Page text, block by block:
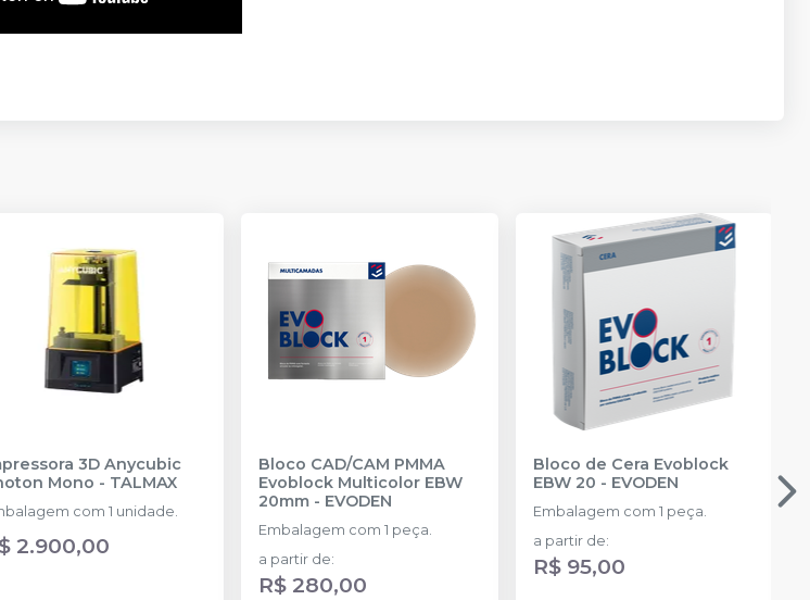
3D Anycubic
Mono - TALMAX
com 1 unidade.
2.900,00
Bloco CAD/CAM PMMA
Evoblock Multicolor EBW
20mm- EVODEN
Embalagem com 1 peça.
a partir de:
R$ 280,00
Bloco de Cera Evoblock
EBW 20 - EVODEN
Embalagem com 1 peça.
a partir de:
R$ 95,00